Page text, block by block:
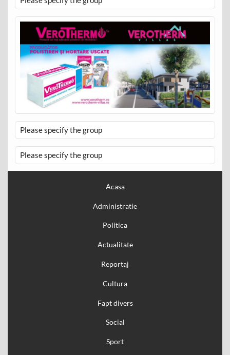
Please specify the group
Please specify the group
Acasa
Administratie
Politica
Actualitate
Reportaj
Cultura
Fapt divers
Social
Sport